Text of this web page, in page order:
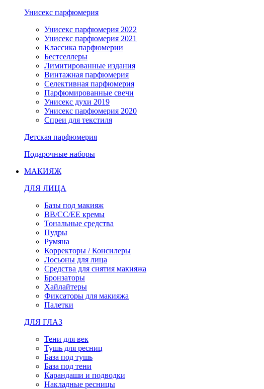
Унисекс парфюмерия
Унисекс парфюмерия 2022
Унисекс парфюмерия 2021
Классика парфюмерии
Бестселлеры
Лимитированные издания
Винтажная парфюмерия
Селективная парфюмерия
Парфюмированные свечи
Унисекс духи 2019
Унисекс парфюмерия 2020
Спреи для текстиля
Детская парфюмерия
Подарочные наборы
МАКИЯЖ
ДЛЯ ЛИЦА
Базы под макияж
BB/CC/EE кремы
Тональные средства
Пудры
Румяна
Корректоры / Консилеры
Лосьоны для лица
Средства для снятия макияжа
Бронзаторы
Хайлайтеры
Фиксаторы для макияжа
Палетки
ДЛЯ ГЛАЗ
Тени для век
Тушь для ресниц
База под тушь
База под тени
Карандаши и подводки
Накладные ресницы